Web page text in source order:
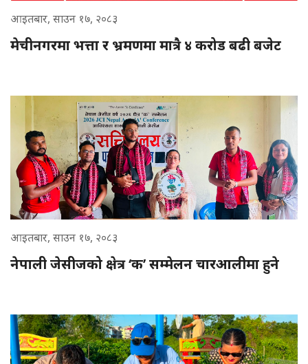
आइतबार, साउन १७, २०८३
मेचीनगरमा भत्ता र भ्रमणमा मात्रै ४ करोड बढी बजेट
आइतबार, साउन १७, २०८३
नेपाली जेसीजको क्षेत्र ‘क’ सम्मेलन चारआलीमा हुने